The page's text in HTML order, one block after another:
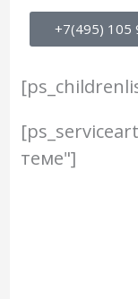
+7(495) 105
теме"]